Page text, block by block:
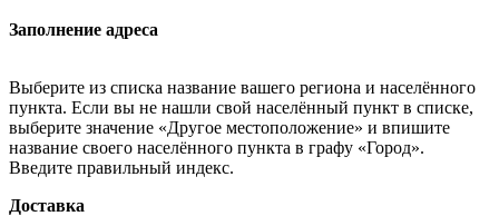
Заполнение адреса
Выберите из списка название вашего региона и населённого
пункта. Если вы не нашли свой населённый пункт в списке,
выберите значение «Другое местоположение» и впишите
название своего населённого пункта в графу «Город».
Введите правильный индекс.
Доставка